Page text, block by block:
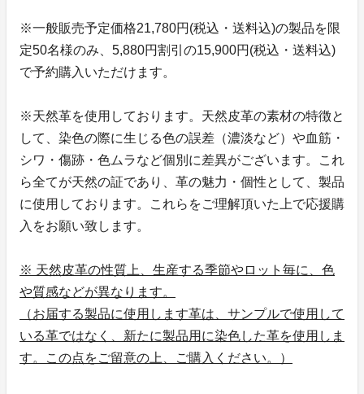
※一般販売予定価格21,780円(税込・送料込)の製品を限
定50名様のみ、5,880円割引の15,900円(税込・送料込)
で予約購入いただけます。
※天然革を使用しております。天然皮革の素材の特徴と
して、染色の際に生じる色の誤差（濃淡など）や血筋・
シワ・傷跡・色ムラなど個別に差異がございます。これ
ら全てが天然の証であり、革の魅力・個性として、製品
に使用しております。これらをご理解頂いた上で応援購
入をお願い致します。
※ 天然皮革の性質上、生産する季節やロット毎に、色
や質感などが異なります。
（お届する製品に使用します革は、サンプルで使用して
いる革ではなく、新たに製品用に染色した革を使用しま
す。この点をご留意の上、ご購入ください。）